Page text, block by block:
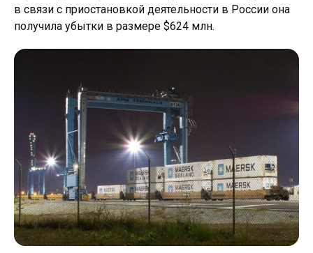
в связи с приостановкой деятельности в России она
получила убытки в размере $624 млн.